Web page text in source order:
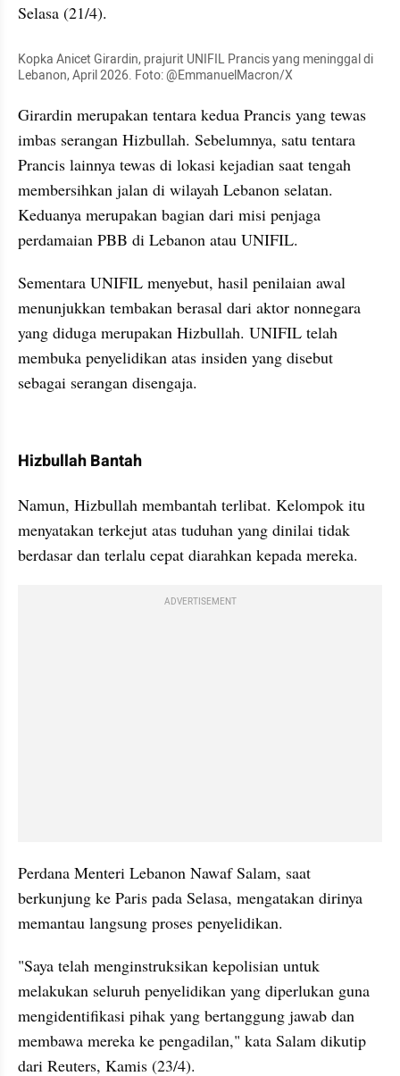
Selasa (21/4).
Kopka Anicet Girardin, prajurit UNIFIL Prancis yang meninggal di
Lebanon, April 2026. Foto: @EmmanuelMacron/X
Girardin merupakan tentara kedua Prancis yang tewas
imbas serangan Hizbullah. Sebelumnya, satu tentara
Prancis lainnya tewas di lokasi kejadian saat tengah
membersihkan jalan di wilayah Lebanon selatan.
Keduanya merupakan bagian dari misi penjaga
perdamaian PBB di Lebanon atau UNIFIL.
Sementara UNIFIL menyebut, hasil penilaian awal
menunjukkan tembakan berasal dari aktor nonnegara
yang diduga merupakan Hizbullah. UNIFIL telah
membuka penyelidikan atas insiden yang disebut
sebagai serangan disengaja.
Hizbullah Bantah
Namun, Hizbullah membantah terlibat. Kelompok itu
menyatakan terkejut atas tuduhan yang dinilai tidak
berdasar dan terlalu cepat diarahkan kepada mereka.
ADVERTISEMENT
Perdana Menteri Lebanon Nawaf Salam, saat
berkunjung ke Paris pada Selasa, mengatakan dirinya
memantau langsung proses penyelidikan.
"Saya telah menginstruksikan kepolisian untuk
melakukan seluruh penyelidikan yang diperlukan guna
mengidentifikasi pihak yang bertanggung jawab dan
membawa mereka ke pengadilan," kata Salam dikutip
dari Reuters, Kamis (23/4).